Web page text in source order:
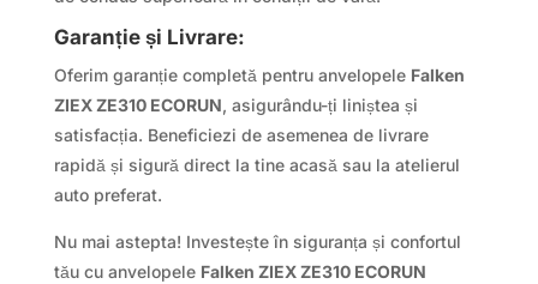
Garanție și Livrare:
Oferim garanție completă pentru anvelopele Falken
ZIEX ZE310 ECORUN, asigurându-ți liniștea și
satisfacția. Beneficiezi de asemenea de livrare
rapidă și sigură direct la tine acasă sau la atelierul
auto preferat.
Nu mai astepta! Investește în siguranța și confortul
tău cu anvelopele Falken ZIEX ZE310 ECORUN